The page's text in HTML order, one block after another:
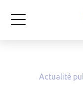
Actualité